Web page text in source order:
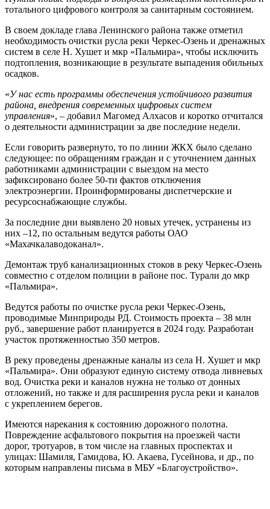
тотального цифрового контроля за санитарным состоянием.
В своем докладе глава Ленинского района также отметил
необходимость очистки русла реки Черкес-Озень и дренажных
систем в селе Н. Хушет и мкр «Пальмира», чтобы исключить
подтопления, возникающие в результате выпадения обильных
осадков.
«У нас есть программы обеспечения устойчивого развития
района, внедрения современных цифровых систем
управления», – добавил Магомед Алхасов и коротко отчитался
о деятельности администрации за две последние недели.
Если говорить развернуто, то по линии ЖКХ было сделано
следующее: по обращениям граждан и с уточнением данных
работниками администрации с выездом на место
зафиксировано более 50-ти фактов отключения
электроэнергии. Проинформированы диспетчерские и
ресурсоснабжающие службы.
За последние дни выявлено 20 новых утечек, устранены из
них –12, по остальным ведутся работы ОАО
«Махачкалаводоканал».
Демонтаж труб канализационных стоков в реку Черкес-Озень
совместно с отделом полиции в районе пос. Турали до мкр
«Пальмира».
Ведутся работы по очистке русла реки Черкес-Озень,
проводимые Минприроды РД. Стоимость проекта – 38 млн
руб., завершение работ планируется в 2024 году. Разработан
участок протяженностью 350 метров.
В реку проведены дренажные каналы из села Н. Хушет и мкр
«Пальмира». Они образуют единую систему отвода ливневых
вод. Очистка реки и каналов нужна не только от донных
отложений, но также и для расширения русла реки и каналов
с укреплением берегов.
Имеются нарекания к состоянию дорожного полотна.
Повреждение асфальтового покрытия на проезжей части
дорог, тротуаров, в том числе на главных проспектах и
улицах: Шамиля, Гамидова, Ю. Акаева, Гусейнова, и др., по
которым направлены письма в МБУ «Благоустройство».